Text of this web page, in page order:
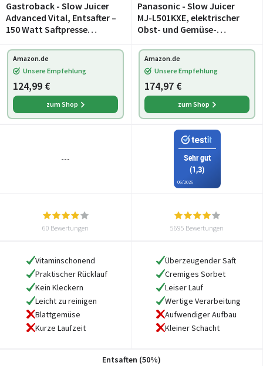
Gastroback - Slow Juicer
Advanced Vital, Entsafter –
150 Watt Saftpresse
Saftmaschine Entsafter für
Gemüse und
Obst,elektrisch Schwarz,
Panasonic - Slow Juicer
MJ-L501KXE, elektrischer
Obst- und Gemüse-
und Kunststoff, schlankes
und kompaktes Design,
Aufsatz für gefroren
Amazon.de
Unsere Empfehlung
124,99 €
zum Shop
Amazon.de
Unsere Empfehlung
174,97 €
zum Shop
---
Sehr gut
(1,3)
06/2026
60 Bewertungen 5695 Bewertungen
Vitaminschonend
Praktischer Rücklauf
Kein Kleckern
Leicht zu reinigen
Blattgemüse
Kurze Laufzeit
Überzeugender Saft
Cremiges Sorbet
Leiser Lauf
Wertige Verarbeitung
Aufwendiger Aufbau
Kleiner Schacht
Entsaften (50%)